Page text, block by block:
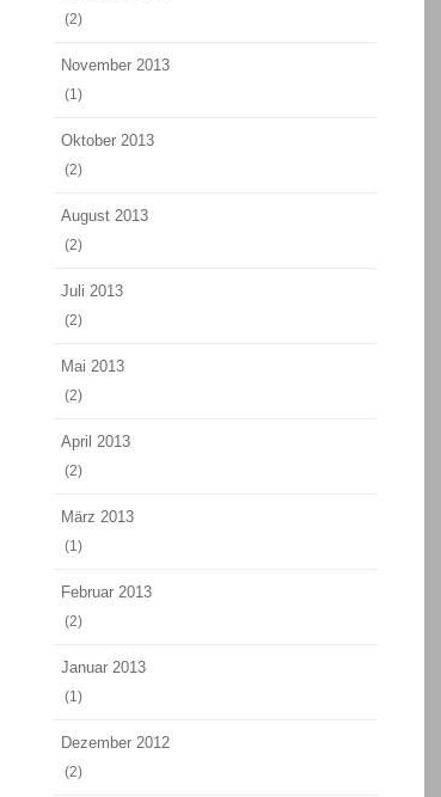
(2)
November 2013
(1)
Oktober 2013
(2)
August 2013
(2)
Juli 2013
(2)
Mai 2013
(2)
April 2013
(2)
März 2013
(1)
Februar 2013
(2)
Januar 2013
(1)
Dezember 2012
(2)